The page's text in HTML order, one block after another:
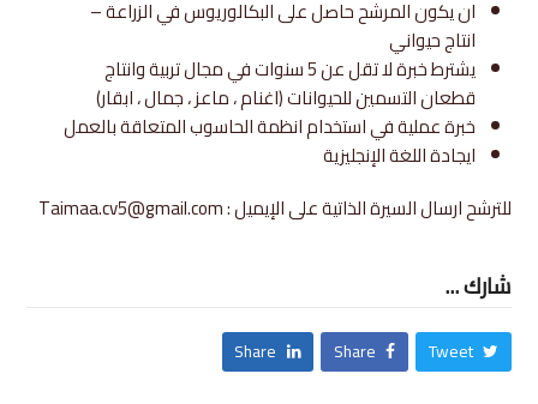
ان يكون المرشح حاصل على البكالوريوس في الزراعة –
انتاج حيواني
يشترط خبرة لا تقل عن 5 سنوات في مجال تربية وانتاج
قطعان التسمين للحيوانات (اغنام ، ماعز ، جمال ، ابقار)
خبرة عملية في استخدام انظمة الحاسوب المتعاقة بالعمل
ايجادة اللغة الإنجليزية
للترشح ارسال السيرة الذاتية على الإيميل : Taimaa.cv5@gmail.com
شارك ...
Tweet
Share
Share